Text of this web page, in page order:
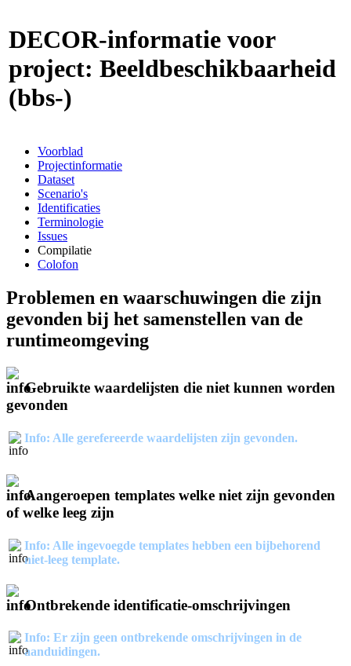
DECOR-informatie voor
project: Beeldbeschikbaarheid
(bbs-)
Voorblad
Projectinformatie
Dataset
Scenario's
Identificaties
Terminologie
Issues
Compilatie
Colofon
Problemen en waarschuwingen die zijn
gevonden bij het samenstellen van de
runtimeomgeving
Gebruikte waardelijsten die niet kunnen worden
gevonden
Info: Alle gerefereerde waardelijsten zijn gevonden.
Aangeroepen templates welke niet zijn gevonden
of welke leeg zijn
Info: Alle ingevoegde templates hebben een bijbehorend
niet-leeg template.
Ontbrekende identificatie-omschrijvingen
Info: Er zijn geen ontbrekende omschrijvingen in de
aanduidingen.